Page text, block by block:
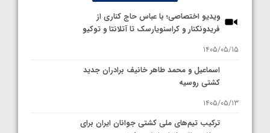
ویدیو اختصاصی؛ با عباس حاج کناری از
فریدونکنار و کراسنویارسک تا آتلانتا و توکیو
1405/05/15
اسماعیل و محمد طاهر خانیف برادران جدید
کشتی روسیه
1405/05/13
ترکیب تیم‌های ملی کشتی جوانان ایران برای